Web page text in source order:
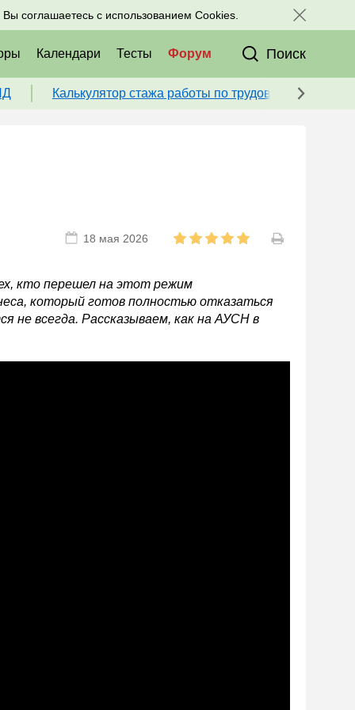
соглашаетесь с использованием Cookies.
к нам в соц. сетях:
Календари Тесты Форум Поиск
Калькулятор стажа работы по трудовой книжке
18 мая 2026
кто перешел на этот режим
который готов полностью отказаться
не всегда. Рассказываем, как на АУСН в